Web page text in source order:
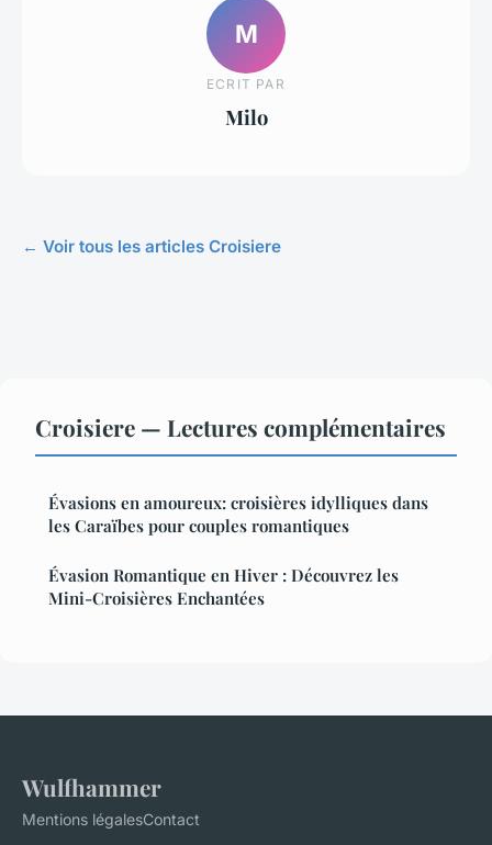
M
ECRIT PAR
Milo
← Voir tous les articles Croisiere
Croisiere — Lectures complémentaires
Évasions en amoureux: croisières idylliques dans
les Caraïbes pour couples romantiques
Évasion Romantique en Hiver : Découvrez les
Mini-Croisières Enchantées
Wulfhammer
Mentions légalesContact